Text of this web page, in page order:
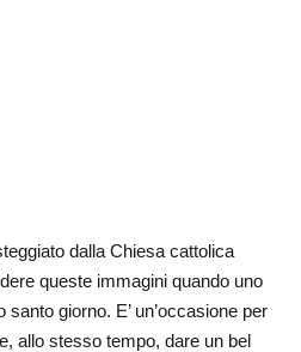
dalla Chiesa cattolica
queste immagini quando uno
giorno. E’ un’occasione per
allo stesso tempo, dare un bel